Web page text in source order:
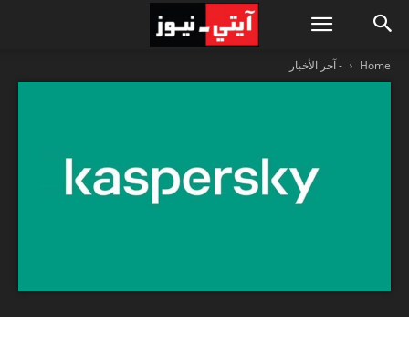
Home - آخر الأخبار